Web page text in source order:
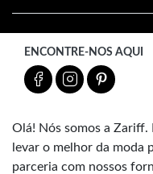
ENCONTRE-NOS AQUI
Olá! Nós somos a
levar o melhor da moda
parceria com nossos